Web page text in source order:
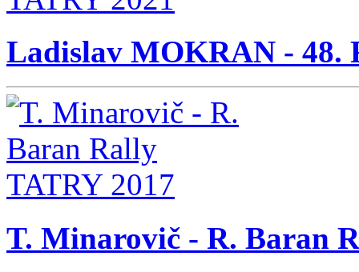
Ladislav MOKRAN - 48.
T. Minarovič - R. Baran